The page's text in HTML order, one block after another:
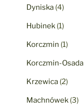
Dyniska (4)
Hubinek (1)
Korczmin (1)
Korczmin-Osada
Krzewica (2)
Machnówek (3)